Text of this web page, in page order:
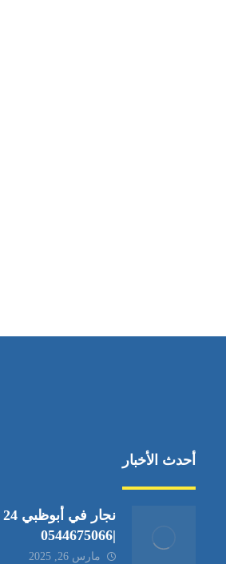
أحدث الأخبار
|0544675066
مارس 26, 2025